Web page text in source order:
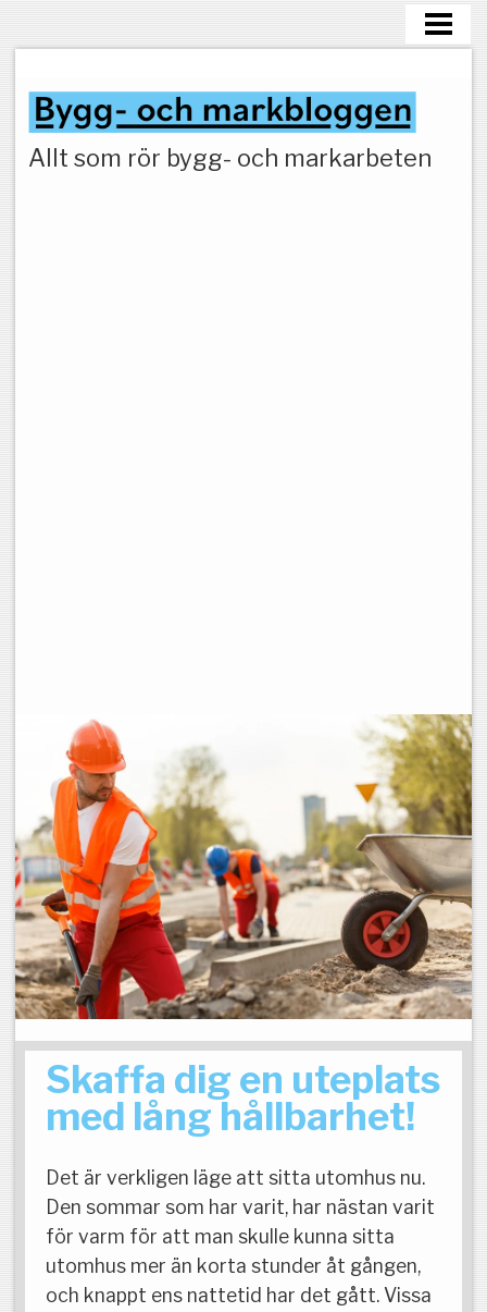
Allt som rör bygg- och markarbeten
Skaffa dig en uteplats
med lång hållbarhet!
Det är verkligen läge att sitta utomhus nu.
Den sommar som har varit, har nästan varit
för varm för att man skulle kunna sitta
utomhus mer än korta stunder åt gången,
och knappt ens nattetid har det gått. Vissa